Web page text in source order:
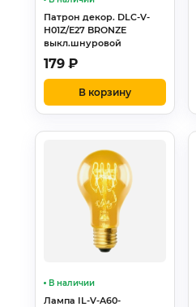
Патрон декор. DLC-V-
H01Z/E27 BRONZE
выкл.шнуровой
179 ₽
В корзину
В наличии
Лампа IL-V-A60-